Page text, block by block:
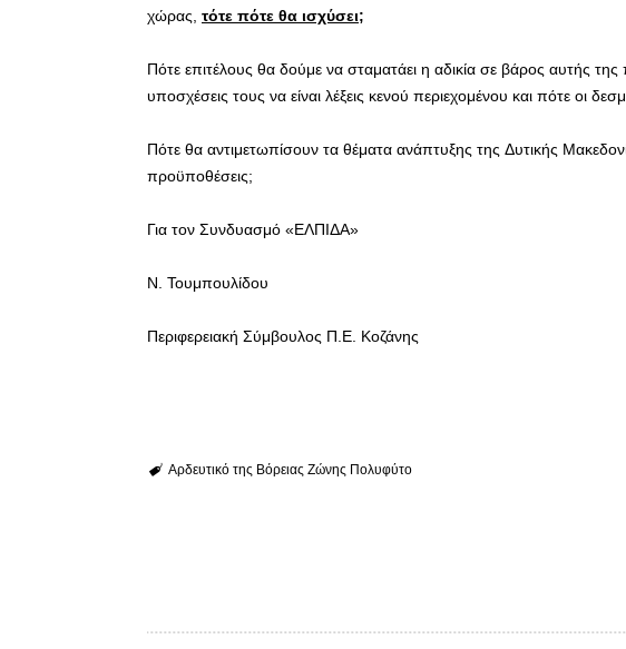
χώρας, τότε πότε θα ισχύσει;
Πότε επιτέλους θα δούμε να σταματάει η αδικία σε βάρος αυτής
υποσχέσεις τους να είναι λέξεις κενού περιεχομένου και πότε οι
Πότε θα αντιμετωπίσουν τα θέματα ανάπτυξης της Δυτικής
προϋποθέσεις;
Για τον Συνδυασμό «ΕΛΠΙΔΑ»
Ν. Τουμπουλίδου
Περιφερειακή Σύμβουλος Π.Ε. Κοζάνης
Αρδευτικό της Βόρειας Ζώνης Πολυφύτο